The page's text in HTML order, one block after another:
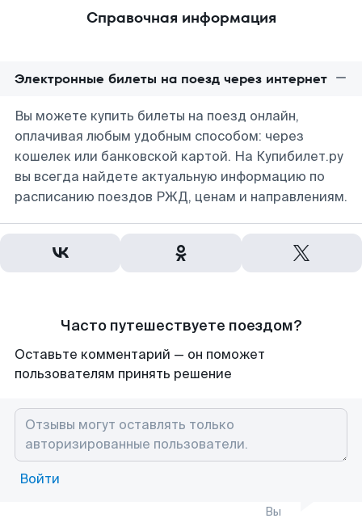
Справочная информация
Электронные билеты на поезд через интернет
Вы можете купить билеты на поезд онлайн,
оплачивая любым удобным способом: через
кошелек или банковской картой. На Купибилет.ру
вы всегда найдете актуальную информацию по
расписанию поездов РЖД, ценам и направлениям.
Часто путешествуете поездом?
Оставьте комментарий — он поможет
пользователям принять решение
Войти
Вы